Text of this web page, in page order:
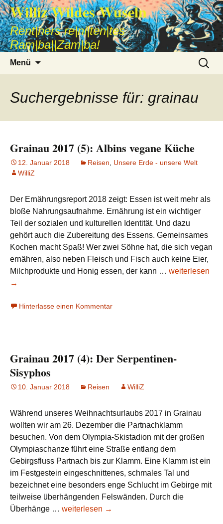
Williz Wildes Wuseln
Rent|ners re|ni|ten|tes
Ram|ba||Zam|ba!
Menü
Suche
nach:
Suchergebnisse für: grainau
Grainau 2017 (5): Albins vegane Küche
12. Januar 2018 Reisen
Unsere Erde - unsere Welt
WilliZ
Der Ernährungsreport 2018 zeigt: Essen ist weit mehr als
bloße Nahrungsaufnahme. Ernährung ist ein wichtiger
Teil der sozialen und kulturellen Identität. Und dazu
gehört auch die Zubereitung des Essens. Gemeinsames
Kochen macht Spaß! Wer zwei Söhne hat, die sich vegan
ernähren, also neben Fleisch und Fisch auch keine Eier,
Milchprodukte und Honig essen, der kann … Grainau
weiterlesen
→
Hinterlasse einen Kommentar
Grainau 2017 (4): Der Serpentinen-
Sisyphos
10. Januar 2018 Reisen WilliZ
Während unseres Weihnachtsurlaubs 2017 in Grainau
wollten wir am 26. Dezember die Partnachklamm
besuchen. Von dem Olympia-Skistadion mit der großen
Olympiaschanze führt eine Straße entlang dem
Gebirgsfluss Partnach bis zur Klamm. Eine Klamm ist ein
im Festgestein eingeschnittenes, schmales Tal und
bezeichnet eine besonders enge Schlucht im Gebirge mit
teilweise überhängenden Felswänden. Durch die
Überhänge … Grainau
weiterlesen →